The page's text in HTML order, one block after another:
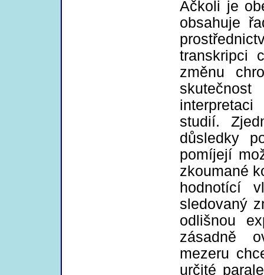
Ačkoli je
obsahuje
transkripci
změnu
studií.
důsledky
pomíjejí
zkoumané
hodnotící
sledovaný
odlišnou
zásadně
mezeru
určité